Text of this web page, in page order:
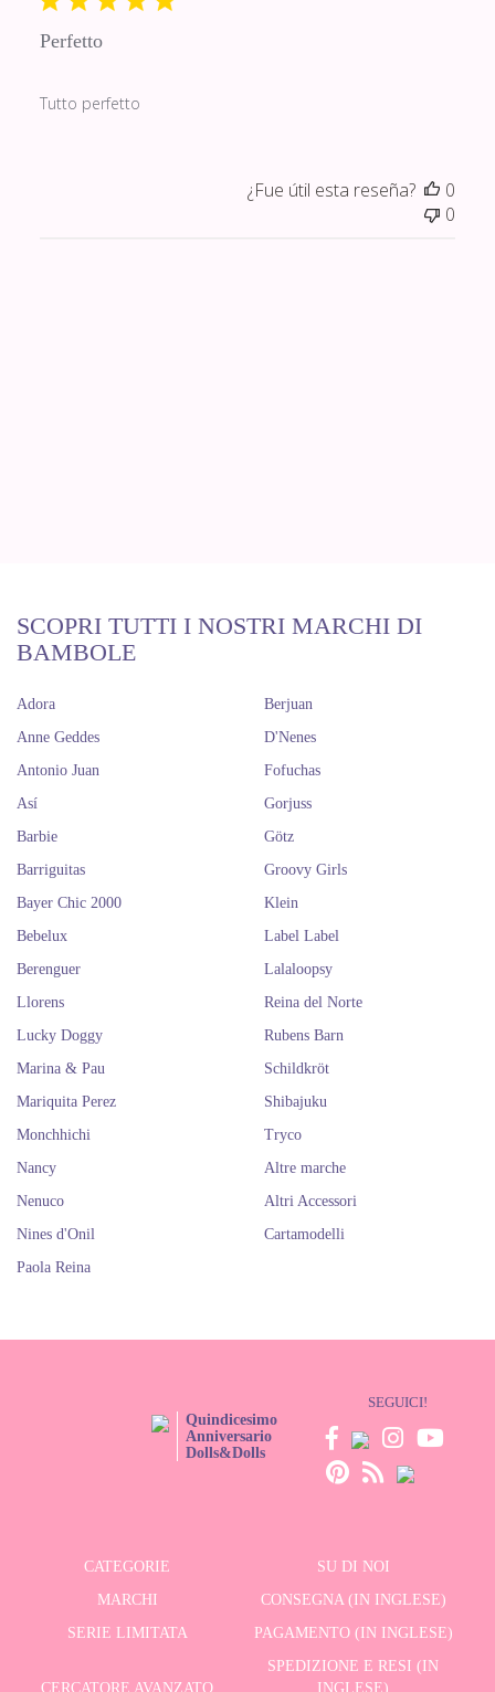
Perfetto
Tutto perfetto
¿Fue útil esta reseña?
0
0
SCOPRI TUTTI I NOSTRI MARCHI DI
BAMBOLE
Adora
Anne Geddes
Antonio Juan
Así
Barbie
Barriguitas
Bayer Chic 2000
Bebelux
Berenguer
Berjuan
D'Nenes
Fofuchas
Gorjuss
Götz
Groovy Girls
Klein
Label Label
Lalaloopsy
Llorens
Lucky Doggy
Marina & Pau
Mariquita Perez
Monchhichi
Nancy
Nenuco
Nines d'Onil
Paola Reina
Reina del Norte
Rubens Barn
Schildkröt
Shibajuku
Tryco
Altre marche
Altri Accessori
Cartamodelli
Quindicesimo
Anniversario
Dolls&Dolls
SEGUICI!
CATEGORIE
SU DI NOI
MARCHI
CONSEGNA (IN INGLESE)
SERIE LIMITATA
PAGAMENTO (IN INGLESE)
CERCATORE AVANZATO
SPEDIZIONE E RESI (IN
INGLESE)